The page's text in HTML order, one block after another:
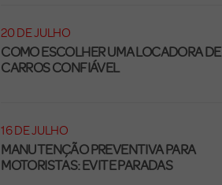
20 DE JULHO
COMO ESCOLHER UMA LOCADORA DE
CARROS CONFIÁVEL
16 DE JULHO
MANUTENÇÃO PREVENTIVA PARA
MOTORISTAS: EVITE PARADAS